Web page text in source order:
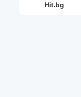
hit.bg